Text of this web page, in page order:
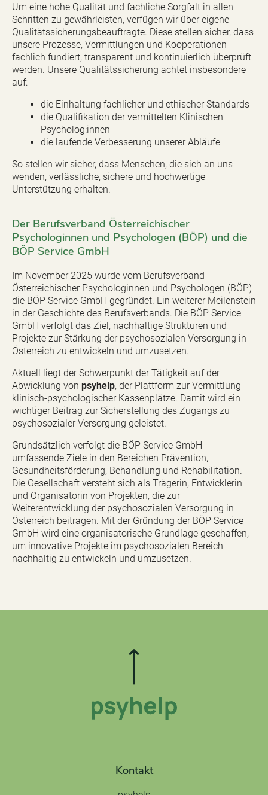
Um eine hohe Qualität und fachliche Sorgfalt in allen
Schritten zu gewährleisten, verfügen wir über eigene
Qualitätssicherungsbeauftragte. Diese stellen sicher, dass
unsere Prozesse, Vermittlungen und Kooperationen
fachlich fundiert, transparent und kontinuierlich überprüft
werden. Unsere Qualitätssicherung achtet insbesondere
auf:
die Einhaltung fachlicher und ethischer Standards
die Qualifikation der vermittelten Klinischen
Psycholog:innen
die laufende Verbesserung unserer Abläufe
So stellen wir sicher, dass Menschen, die sich an uns
wenden, verlässliche, sichere und hochwertige
Unterstützung erhalten.
Der Berufsverband Österreichischer
Psychologinnen und Psychologen (BÖP) und die
BÖP Service GmbH
Im November 2025 wurde vom Berufsverband
Österreichischer Psychologinnen und Psychologen (BÖP)
die BÖP Service GmbH gegründet. Ein weiterer Meilenstein
in der Geschichte des Berufsverbands. Die BÖP Service
GmbH verfolgt das Ziel, nachhaltige Strukturen und
Projekte zur Stärkung der psychosozialen Versorgung in
Österreich zu entwickeln und umzusetzen.
Aktuell liegt der Schwerpunkt der Tätigkeit auf der
Abwicklung von psyhelp, der Plattform zur Vermittlung
klinisch-psychologischer Kassenplätze. Damit wird ein
wichtiger Beitrag zur Sicherstellung des Zugangs zu
psychosozialer Versorgung geleistet.
Grundsätzlich verfolgt die BÖP Service GmbH
umfassende Ziele in den Bereichen Prävention,
Gesundheitsförderung, Behandlung und Rehabilitation.
Die Gesellschaft versteht sich als Trägerin, Entwicklerin
und Organisatorin von Projekten, die zur
Weiterentwicklung der psychosozialen Versorgung in
Österreich beitragen. Mit der Gründung der BÖP Service
GmbH wird eine organisatorische Grundlage geschaffen,
um innovative Projekte im psychosozialen Bereich
nachhaltig zu entwickeln und umzusetzen.
Kontakt